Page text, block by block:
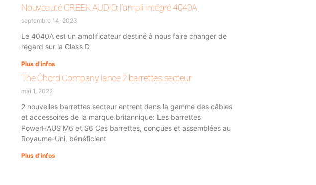
Nouveauté CREEK AUDIO: l’ampli intégré 4040A
septembre 14, 2023
Le 4040A est un amplificateur destiné à nous faire changer de
regard sur la Class D
Plus d'infos
The Chord Company lance 2 barrettes secteur
mai 1, 2022
2 nouvelles barrettes secteur entrent dans la gamme des câbles
et accessoires de la marque britannique: Les barrettes
PowerHAUS M6 et S6 Ces barrettes, conçues et assemblées au
Royaume-Uni, bénéficient
Plus d'infos